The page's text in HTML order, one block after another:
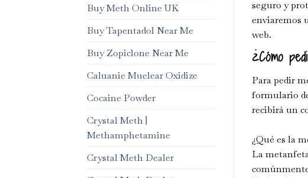
Buy Meth Online UK
Buy Tapentadol Near Me
Buy Zopiclone Near Me
Caluanie Muelear Oxidize
Cocaine Powder
Crystal Meth |
Methamphetamine
Crystal Meth Dealer
seguro y
enviaremos
web.
¿Cómo
Para pedir
formulario
recibirá un
¿Qué es la
La